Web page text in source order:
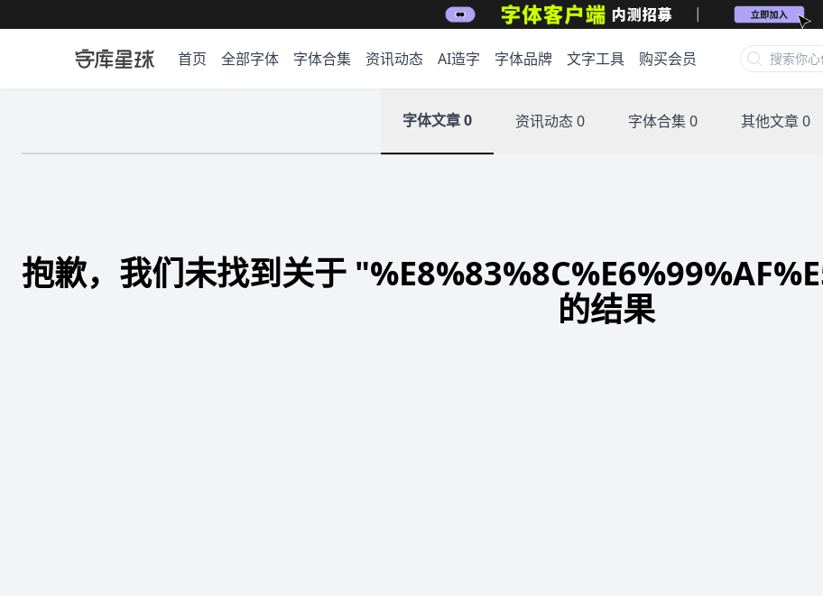
首页 全部字体 字体合集 资讯动态 AI造字 字体品牌 文字工具 购买会员
字体文章 0 资讯动态 0 字体合集 0 其他文章 0
抱歉，我们未找到关于
的结果